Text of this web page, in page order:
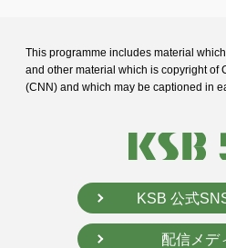
This programme includes material
and other material which is copyright of
(CNN) and which may be captioned in
KSB 公式
配信メデ